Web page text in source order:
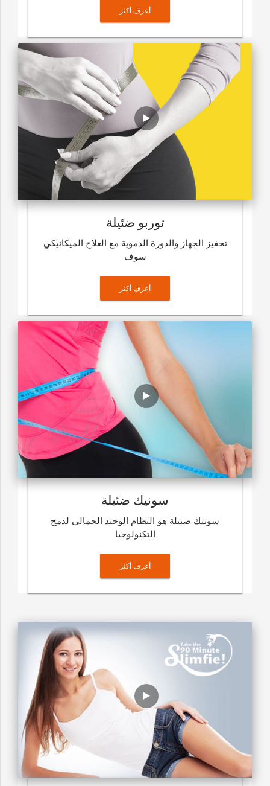
أعرف أكثر
توربو ضئيلة
تحفيز الجهاز والدورة الدموية مع العلاج الميكانيكي
سوف
أعرف أكثر
سونيك ضئيلة
سونيك ضئيلة هو النظام الوحيد الجمالي لدمج
التكنولوجيا
أعرف أكثر